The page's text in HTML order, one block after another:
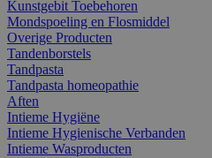
Kunstgebit Toebehoren
Mondspoeling en Flosmiddel
Overige Producten
Tandenborstels
Tandpasta
Tandpasta homeopathie
Aften
Intieme Hygiëne
Intieme Hygienische Verbanden
Intieme Wasproducten